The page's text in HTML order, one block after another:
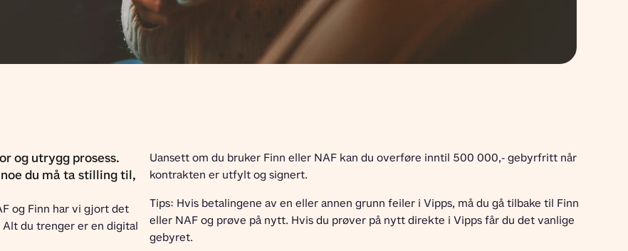
og utrygg prosess.
du må ta stilling til,
og Finn har vi gjort det
du trenger er en digital
Uansett om du bruker Finn eller NAF kan du overføre inntil 500 000,- gebyrfritt når
kontrakten er utfylt og signert.
Tips: Hvis betalingene av en eller annen grunn feiler i Vipps, må du gå tilbake til Finn
eller NAF og prøve på nytt. Hvis du prøver på nytt direkte i Vipps får du det vanlige
gebyret.